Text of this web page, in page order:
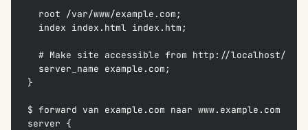
  root /var/www/example.com;
  index index.html index.htm;
  # Make site accessible from http://localhost/
  server_name example.com;
}
$ forward van example.com naar www.example.com
server {